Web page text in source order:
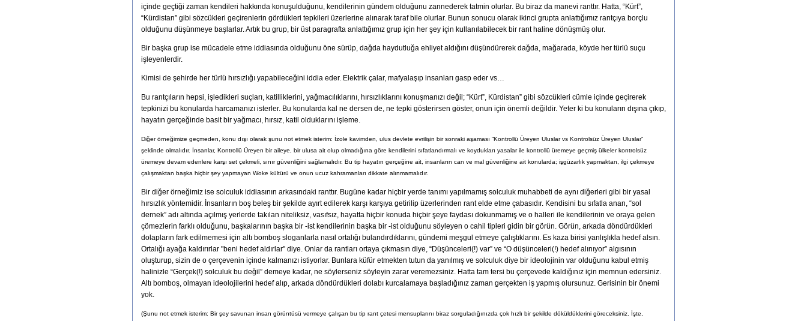
içinde geçtiği zaman kendileri hakkında konuşulduğunu, kendilerinin gündem olduğunu zannederek tatmin olurlar. Bu biraz da manevi ranttır. Hatta, “Kürt”,
“Kürdistan” gibi sözcükleri geçirenlerin gördükleri tepkileri üzerlerine alınarak taraf bile olurlar. Bunun sonucu olarak ikinci grupta anlattığımız rantçıya borçlu
olduğunu düşünmeye başlarlar. Artık bu grup, bir üst paragrafta anlattığımız grup için her şey için kullanılabilecek bir rant haline dönüşmüş olur.
Bir başka grup ise mücadele etme iddiasında olduğunu öne sürüp, dağda haydutluğa ehliyet aldığını düşündürerek dağda, mağarada, köyde her türlü suçu
işleyenlerdir.
Kimisi de şehirde her türlü hırsızlığı yapabileceğini iddia eder. Elektrik çalar, mafyalaşıp insanları gasp eder vs…
Bu rantçıların hepsi, işledikleri suçları, katilliklerini, yağmacılıklarını, hırsızlıklarını konuşmanızı değil; “Kürt”, Kürdistan” gibi sözcükleri cümle içinde geçirerek
tepkinizi bu konularda harcamanızı isterler. Bu konularda kal ne dersen de, ne tepki gösterirsen göster, onun için önemli değildir. Yeter ki bu konuların dışına çıkıp,
hayatın gerçeğinde basit bir yağmacı, hırsız, katil olduklarını işleme.
Diğer örneğimize geçmeden, konu dışı olarak şunu not etmek isterim: İzole kavimden, ulus devlete evrilişin bir sonraki aşaması “Kontrollü Üreyen Uluslar vs Kontrolsüz Üreyen Uluslar”
şeklinde olmalıdır. İnsanlar, Kontrollü Üreyen bir aileye, bir ulusa ait olup olmadığına göre kendilerini sıfatlandırmalı ve koydukları yasalar ile kontrollü üremeye geçmiş ülkeler kontrolsüz
üremeye devam edenlere karşı set çekmeli, sınır güvenliğini sağlamalıdır. Bu tip hayatın gerçeğine ait, insanların can ve mal güvenliğine ait konularda; işgüzarlık yapmaktan, ilgi çekmeye
çalışmaktan başka hiçbir şey yapmayan Woke kültürü ve onun ucuz kahramanları dikkate alınmamalıdır.
Bir diğer örneğimiz ise solculuk iddiasının arkasındaki ranttır. Bugüne kadar hiçbir yerde tanımı yapılmamış solculuk muhabbeti de aynı diğerleri gibi bir yasal
hırsızlık yöntemidir. İnsanların boş beleş bir şekilde ayırt edilerek karşı karşıya getirilip üzerlerinden rant elde etme çabasıdır. Kendisini bu sıfatla anan, “sol
dernek” adı altında açılmış yerlerde takılan niteliksiz, vasıfsız, hayatta hiçbir konuda hiçbir şeye faydası dokunmamış ve o halleri ile kendilerinin ve oraya gelen
çömezlerin farklı olduğunu, başkalarının başka bir -ist kendilerinin başka bir -ist olduğunu söyleyen o cahil tipleri gidin bir görün. Görün, arkada döndürdükleri
dolapların fark edilmemesi için altı bomboş sloganlarla nasıl ortalığı bulandırdıklarını, gündemi meşgul etmeye çalıştıklarını. Es kaza birisi yanlışlıkla hedef alsın.
Ortalığı ayağa kaldırırlar "beni hedef aldırlar" diye. Onlar da rantları ortaya çıkmasın diye, “Düşünceleri(!) var” ve “O düşünceleri(!) hedef alınıyor” algısının
oluşturup, sizin de o çerçevenin içinde kalmanızı istiyorlar. Bunlara küfür etmekten tutun da yanılmış ve solculuk diye bir ideolojinin var olduğunu kabul etmiş
halinizle “Gerçek(!) solculuk bu değil” demeye kadar, ne söylerseniz söyleyin zarar veremezsiniz. Hatta tam tersi bu çerçevede kaldığınız için memnun edersiniz.
Altı bomboş, olmayan ideolojilerini hedef alıp, arkada döndürdükleri dolabı kurcalamaya başladığınız zaman gerçekten iş yapmış olursunuz. Gerisinin bir önemi
yok.
(Şunu not etmek isterim: Bir şey savunan insan görüntüsü vermeye çalışan bu tip rant çetesi mensuplarını biraz sorguladığınızda çok hızlı bir şekilde döküldüklerini göreceksiniz. İşte,